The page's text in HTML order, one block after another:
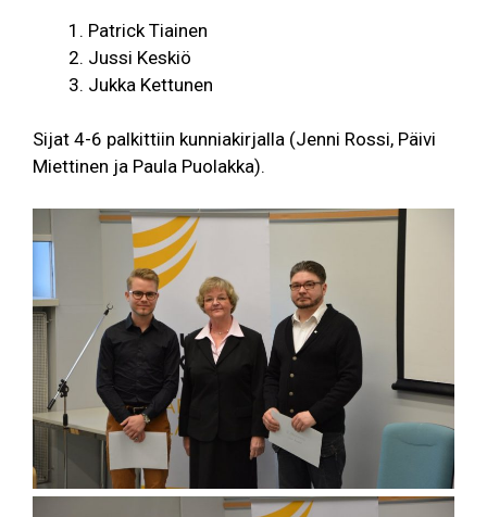
Patrick Tiainen
Jussi Keskiö
Jukka Kettunen
Sijat 4-6 palkittiin kunniakirjalla (Jenni Rossi, Päivi
Miettinen ja Paula Puolakka).